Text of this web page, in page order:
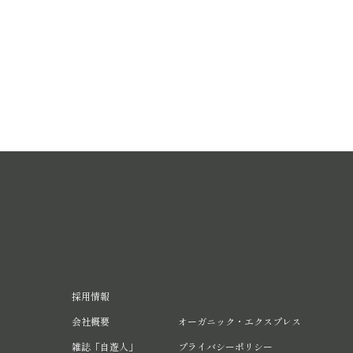
採用情報
会社概要
雑誌「自遊人」
オーガニック・エクスプレス
プライバシーポリシー